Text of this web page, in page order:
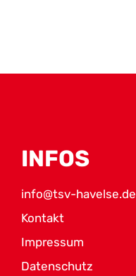
INFOS
info@tsv-havelse.de
Kontakt
Impressum
Datenschutz